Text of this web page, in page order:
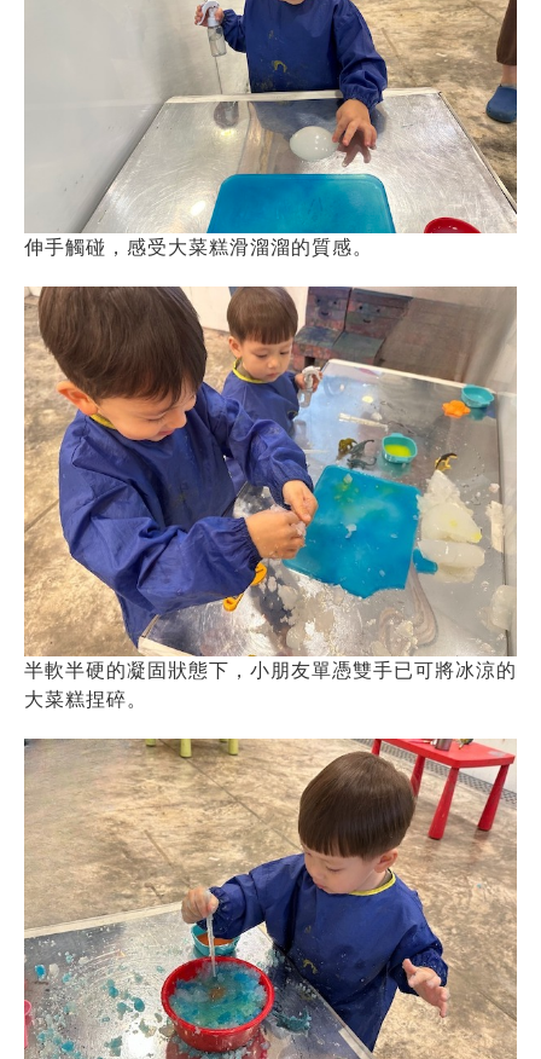
伸手觸碰，感受大菜糕滑溜溜的質感。
半軟半硬的凝固狀態下，小朋友單憑雙手已可將冰涼的
大菜糕捏碎。